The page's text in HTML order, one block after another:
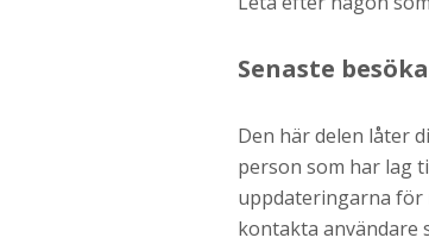
Senaste
Den här delen låter
person som har lag
uppdateringarna för
kontakta användare